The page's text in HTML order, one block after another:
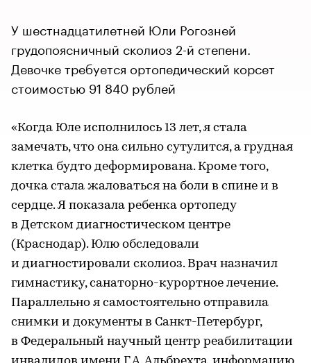
У шестнадцатилетней Юли Рогозней
грудопоясничный сколиоз 2-й степени.
Девочке требуется ортопедический корсет
стоимостью 91 840 рублей
«Когда Юле исполнилось 13 лет, я стала
замечать, что она сильно сутулится, а грудная
клетка будто деформирована. Кроме того,
дочка стала жаловаться на боли в спине и в
сердце. Я показала ребенка ортопеду
в Детском диагностическом центре
(Краснодар). Юлю обследовали
и диагностировали сколиоз. Врач назначил
гимнастику, санаторно-курортное лечение.
Параллельно я самостоятельно отправила
снимки и документы в Санкт-Петербург,
в Федеральный научный центр реабилитации